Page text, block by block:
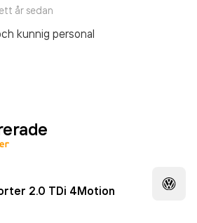
år sedan
kunnig personal
2.0 TDi 4Motion